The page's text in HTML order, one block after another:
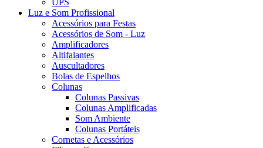
Luz e Som Profissional
Acessórios para Festas
Acessórios de Som - Luz
Amplificadores
Altifalantes
Auscultadores
Bolas de Espelhos
Colunas
Colunas Passivas
Colunas Amplificadas
Som Ambiente
Colunas Portáteis
Cornetas e Acessórios